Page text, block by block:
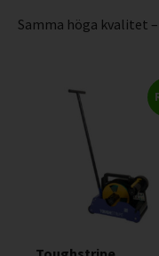
Samma höga kvalitet